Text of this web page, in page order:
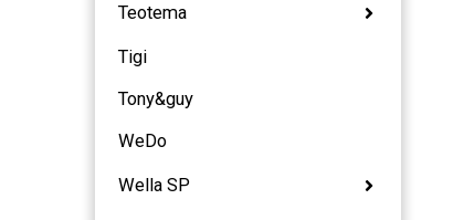
Teotema
Tigi
Tony&guy
WeDo
Wella SP